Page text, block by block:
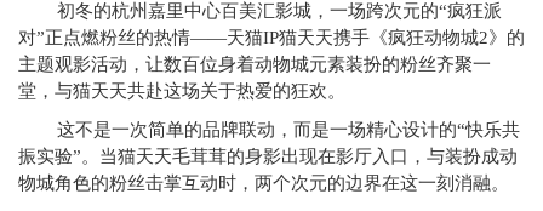
初冬的杭州嘉里中心百美汇影城，一场跨次元的“疯狂派
对”正点燃粉丝的热情——天猫IP猫天天携手《疯狂动物城2》的
主题观影活动，让数百位身着动物城元素装扮的粉丝齐聚一
堂，与猫天天共赴这场关于热爱的狂欢。
这不是一次简单的品牌联动，而是一场精心设计的“快乐共
振实验”。当猫天天毛茸茸的身影出现在影厅入口，与装扮成动
物城角色的粉丝击掌互动时，两个次元的边界在这一刻消融。